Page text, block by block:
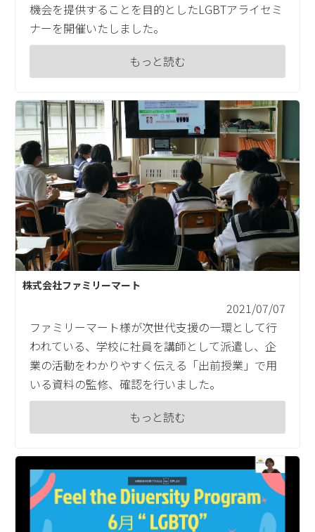
機会を提供することを目的としたLGBTアライセミ
ナーを開催いたしました。
もっと読む
株式会社ファミリーマート
2021/07/07
ファミリーマート様が次世代支援の一環として行
われている、学校に社員を講師として派遣し、企
業の活動をわかりやすく伝える「出前授業」で用
いる資料の監修、確認を行いました。
もっと読む